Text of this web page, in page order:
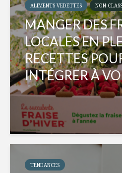
ALIMENTS VEDETTES NON
MANGER DES
LOCALES EN
RECETTES
INTÉGRER À
TENDANCES